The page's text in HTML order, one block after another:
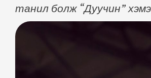
танил болж “Дуучин”
ийн тодорхойлсон
зэрэгцэн алхаж явдаг”
дэндүү сэтгэлээрээ,